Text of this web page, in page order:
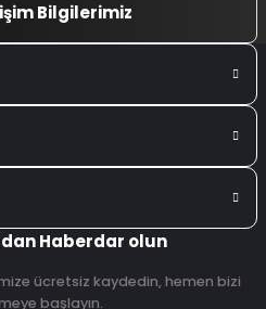
Bilgilerimiz
Haberdar olun
ücretsiz kaydedin, hemen bizi
başlayın.